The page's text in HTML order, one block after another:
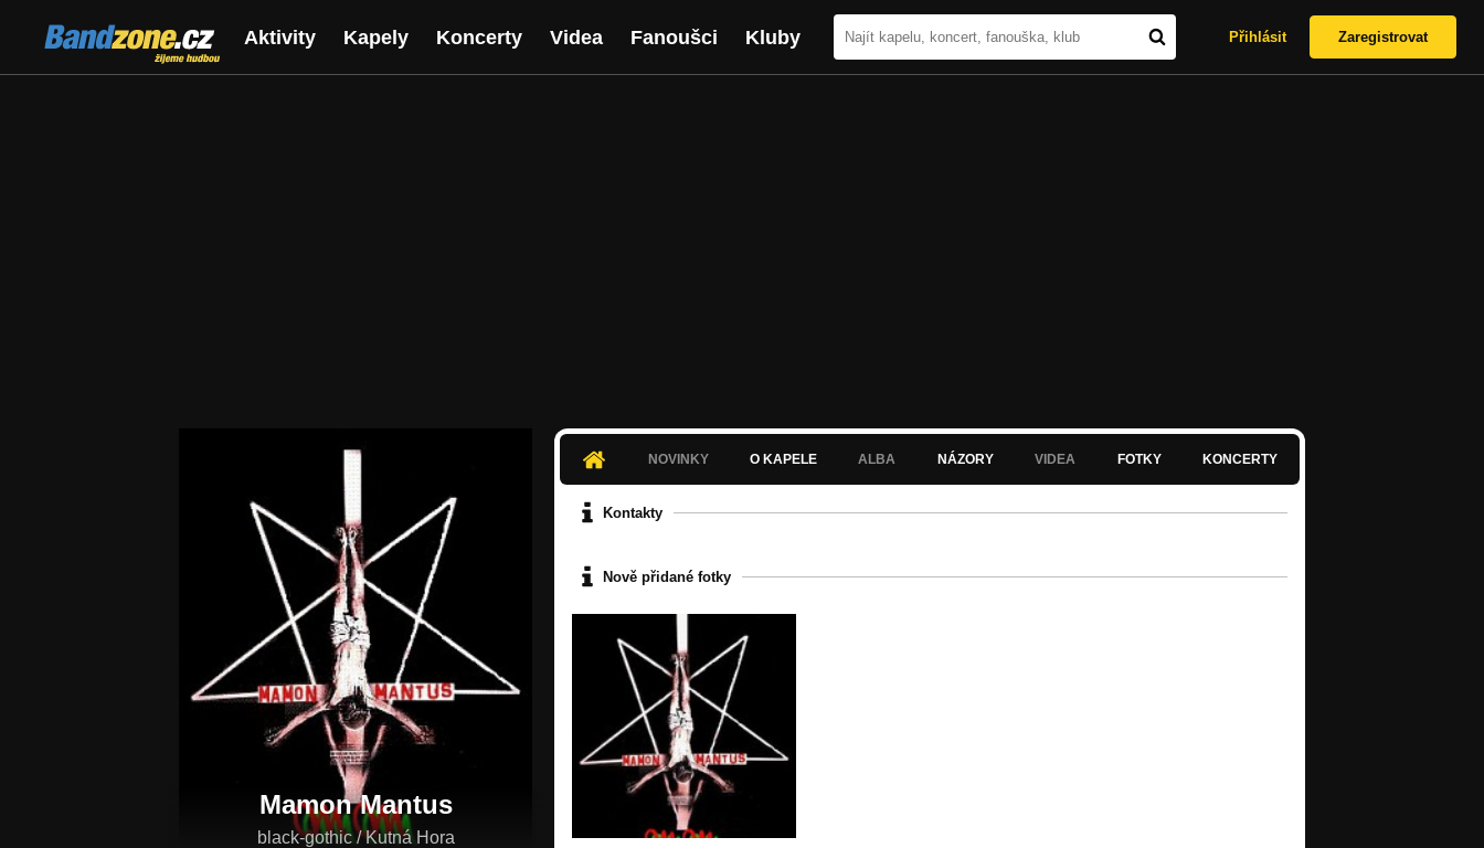
Bandzone.cz
žijeme hudbou
Aktivity Kapely Koncerty Videa Fanoušci Kluby Přihlásit Zaregistrovat
Mamon Mantus
black-gothic / Kutná Hora
NOVINKY O KAPELE ALBA NÁZORY VIDEA FOTKY KONCERTY
Kontakty
Nově přidané fotky